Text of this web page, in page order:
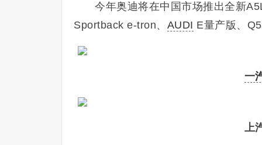
今年奥迪将在中国市场推出全新
Sportback e-tron、 AUDI E量产版、
一
上